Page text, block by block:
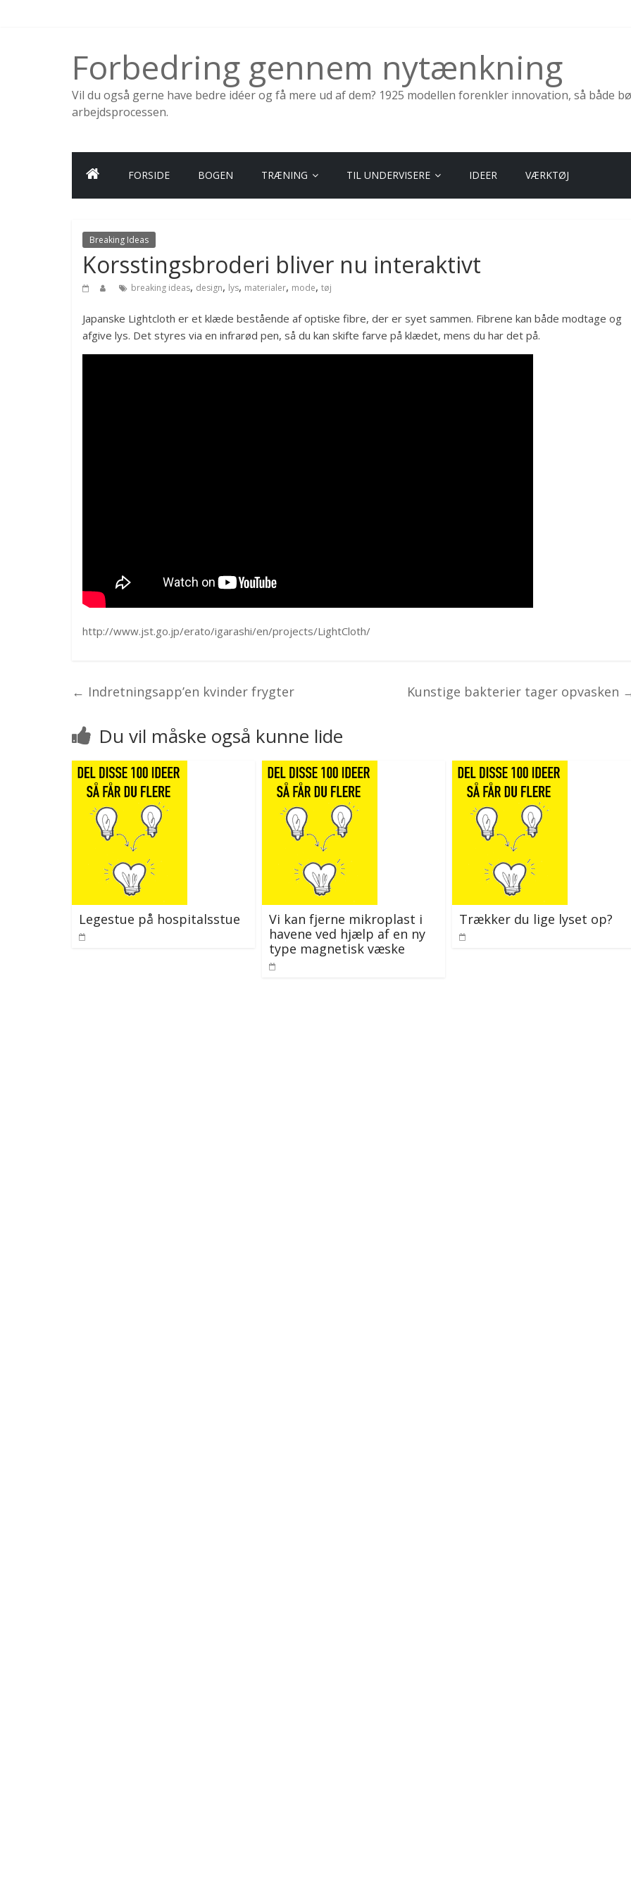
Forbedring gennem nytænkning
Vil du også gerne have bedre idéer og få mere ud af dem? 1925 modellen forenkler innovation, så både
arbejdsprocessen.
FORSIDE BOGEN TRÆNING TIL UNDERVISERE IDEER VÆRKTØJ
Breaking Ideas
Korsstingsbroderi bliver nu interaktivt
breaking ideas, design, lys, materialer, mode, tøj
Japanske Lightcloth er et klæde bestående af optiske fibre, der er syet sammen. Fibrene kan både modtage og
afgive lys. Det styres via en infrarød pen, så du kan skifte farve på klædet, mens du har det på.
http://www.jst.go.jp/erato/igarashi/en/projects/LightCloth/
← Indretningsapp’en kvinder frygter Kunstige bakterier tager opvasken
Du vil måske også kunne lide
Legestue på hospitalsstue
Vi kan fjerne mikroplast i
havene ved hjælp af en ny
type magnetisk væske
Trækker du lige lyset op?